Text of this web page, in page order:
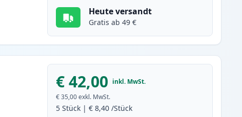
Heute versandt
Gratis ab 49 €
€ 42,00 inkl. MwSt.
€ 35,00 exkl. MwSt.
5 Stück |€ 8,40 /Stück